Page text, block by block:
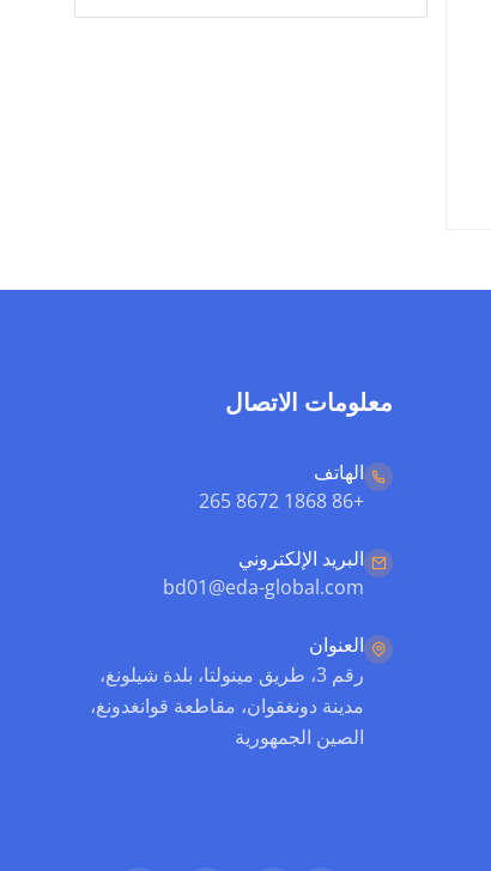
معلومات الاتصال
الهاتف
+86 1868 8672 265
البريد الإلكتروني
bd01@eda-global.com
العنوان
رقم 3، طريق مينولتا، بلدة شيلونغ،
مدينة دونغقوان، مقاطعة قوانغدونغ،
الصين الجمهورية